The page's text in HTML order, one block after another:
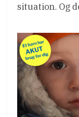
situation. Og